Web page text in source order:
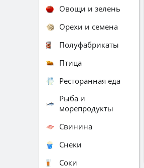
Овощи и зелень
Орехи и семена
Полуфабрикаты
Птица
Ресторанная еда
Рыба и
морепродукты
Свинина
Снеки
Соки